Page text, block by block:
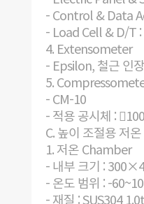
- Control & Data
- Load Cell & D/T
4. Extensometer
- Epsilon, 철근 인
5.
- CM-10
- 적용 공시체 :
C. 높이 조절용 저
1. 저온 Chamber
- 내부 크기 :
- 온도 범위 : -
- 재질 : SUS304